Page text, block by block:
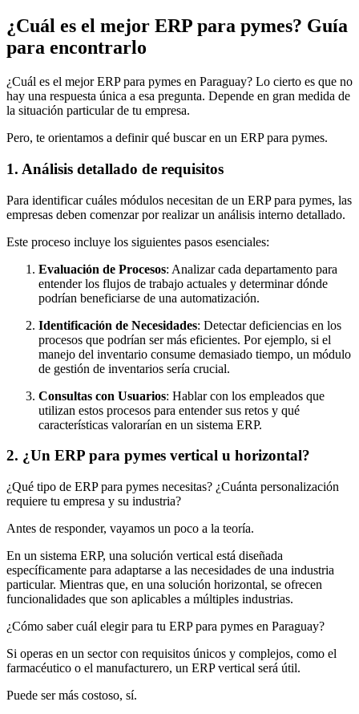
¿Cuál es el mejor ERP para pymes? Guía
para encontrarlo
¿Cuál es el mejor ERP para pymes en Paraguay? Lo cierto es que no
hay una respuesta única a esa pregunta. Depende en gran medida de
la situación particular de tu empresa.
Pero, te orientamos a definir qué buscar en un ERP para pymes.
1. Análisis detallado de requisitos
Para identificar cuáles módulos necesitan de un ERP para pymes, las
empresas deben comenzar por realizar un análisis interno detallado.
Este proceso incluye los siguientes pasos esenciales:
Evaluación de Procesos: Analizar cada departamento para
entender los flujos de trabajo actuales y determinar dónde
podrían beneficiarse de una automatización.
Identificación de Necesidades: Detectar deficiencias en los
procesos que podrían ser más eficientes. Por ejemplo, si el
manejo del inventario consume demasiado tiempo, un módulo
de gestión de inventarios sería crucial.
Consultas con Usuarios: Hablar con los empleados que
utilizan estos procesos para entender sus retos y qué
características valorarían en un sistema ERP.
2. ¿Un ERP para pymes vertical u horizontal?
¿Qué tipo de ERP para pymes necesitas? ¿Cuánta personalización
requiere tu empresa y su industria?
Antes de responder, vayamos un poco a la teoría.
En un sistema ERP, una solución vertical está diseñada
específicamente para adaptarse a las necesidades de una industria
particular. Mientras que, en una solución horizontal, se ofrecen
funcionalidades que son aplicables a múltiples industrias.
¿Cómo saber cuál elegir para tu ERP para pymes en Paraguay?
Si operas en un sector con requisitos únicos y complejos, como el
farmacéutico o el manufacturero, un ERP vertical será útil.
Puede ser más costoso, sí.